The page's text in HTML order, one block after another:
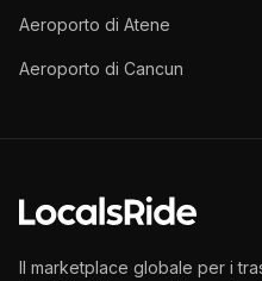
Aeroporto di Atene
Aeroporto di Cancun
Il marketplace globale per i